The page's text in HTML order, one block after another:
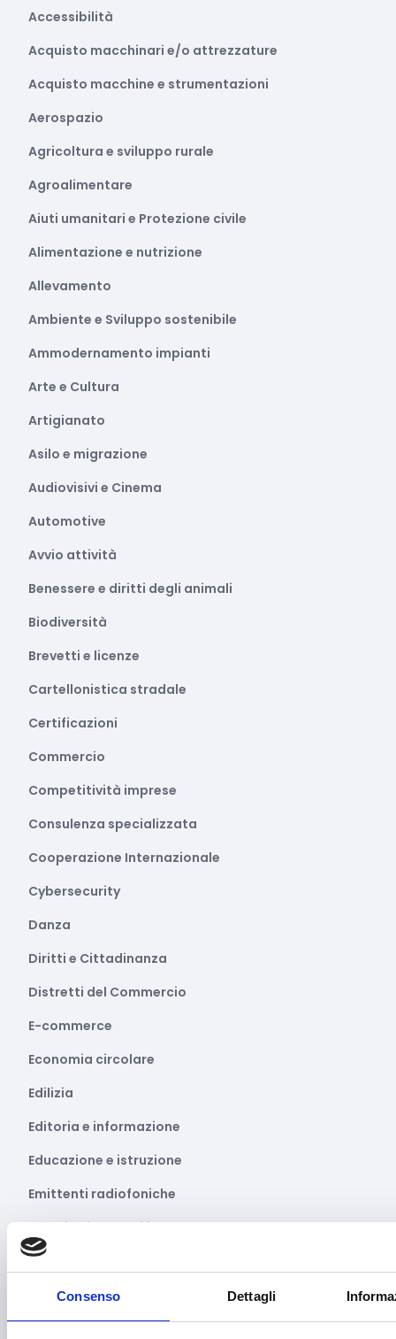
Consenso Dettagli
Accessibilità
Acquisto macchinari e/o attrezzature
Acquisto macchine e strumentazioni
Aerospazio
Agricoltura e sviluppo rurale
Agroalimentare
Aiuti umanitari e Protezione civile
Alimentazione e nutrizione
Allevamento
Ambiente e Sviluppo sostenibile
Ammodernamento impianti
Arte e Cultura
Artigianato
Asilo e migrazione
Audiovisivi e Cinema
Automotive
Avvio attività
Benessere e diritti degli animali
Biodiversità
Brevetti e licenze
Cartellonistica stradale
Certificazioni
Commercio
Competitività imprese
Consulenza specializzata
Cooperazione Internazionale
Cybersecurity
Danza
Diritti e Cittadinanza
Distretti del Commercio
E-commerce
Economia circolare
Edilizia
Editoria e informazione
Educazione e istruzione
Emittenti radiofoniche
Energie Rinnovabili
Farmaceutico
Farmacia e/o chimica